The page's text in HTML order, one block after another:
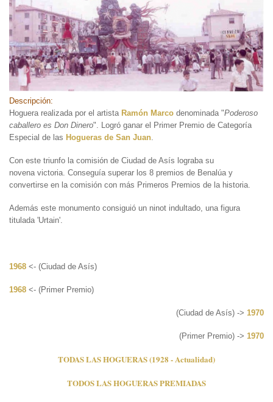
Descripción:
Hoguera realizada por el artista Ramón Marco denominada "Poderoso
caballero es Don Dinero". Logró ganar el Primer Premio de Categoría
Especial de las Hogueras de San Juan.
Con este triunfo la comisión de Ciudad de Asís lograba su
novena victoria. Conseguía superar los 8 premios de Benalúa y
convertirse en la comisión con más Primeros Premios de la historia.
Además este monumento consiguió un ninot indultado, una figura
titulada 'Urtain'.
1968 <- (Ciudad de Asís)
1968 <- (Primer Premio)
(Ciudad de Asís) -> 1970
(Primer Premio) -> 1970
TODAS LAS HOGUERAS (1928 - Actualidad)
TODOS LAS HOGUERAS PREMIADAS